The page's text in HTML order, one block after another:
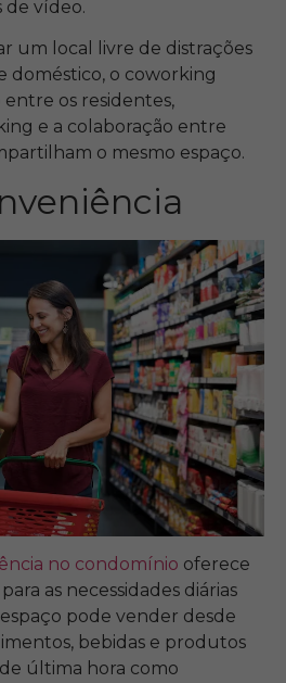
de vídeo.
um local livre de distrações
doméstico, o coworking
os residentes,
e a colaboração entre
o mesmo espaço.
no condomínio oferece
as necessidades diárias
pode vender desde
bebidas e produtos
última hora como